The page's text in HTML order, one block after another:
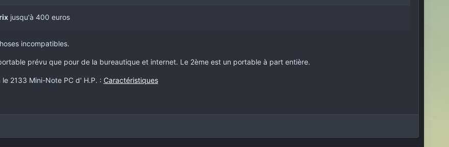
jusqu'à 400 euros
incompatibles.
prévu que pour de la bureautique et internet. Le 2ème est un portable à part entière.
2133 Mini-Note PC d' H.P. : Caractéristiques